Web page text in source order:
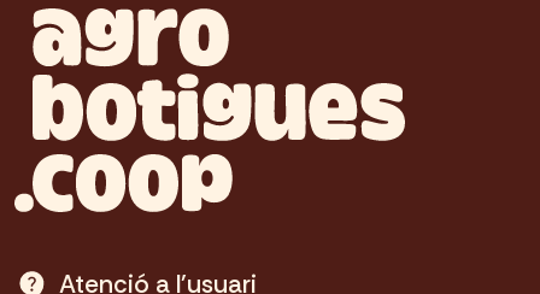
Atenció a l'usuari